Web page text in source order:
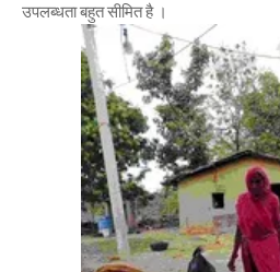
उपलब्धता बहुत सीमित है ।